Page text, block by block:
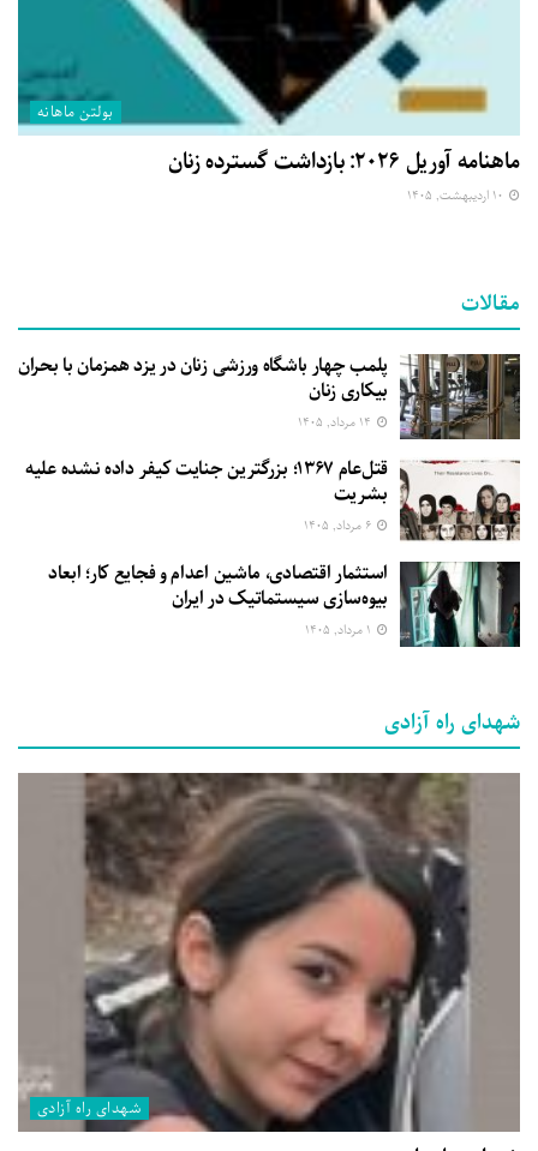
بولتن ماهانه
ماهنامه آوریل ۲۰۲۶: بازداشت گسترده زنان
مقالات
پلمب چهار باشگاه ورزشی زنان در یزد همزمان با بحران
بیکاری زنان
قتل‌عام ۱۳۶۷؛ بزرگترین جنایت کیفر داده نشده علیه
بشریت
استثمار اقتصادی، ماشین اعدام و فجایع کار؛ ابعاد
بیوه‌سازی سیستماتیک در ایران
شهدای راه آزادی
شهدای راه آزادی